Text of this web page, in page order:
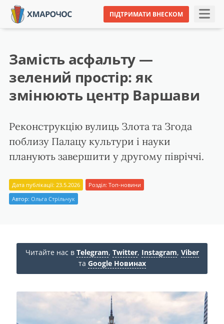
ПІДТРИМАТИ ВНЕСКОМ
Замість асфальту —
зелений простір: як
змінюють центр Варшави
Реконструкцію вулиць Злота та Згода
поблизу Палацу культури і науки
планують завершити у другому півріччі.
Дата публікації: 23.5.2026 Розділ: Топ-новини
Автор: Ольга Стрільчук
Читайте нас в Telegram, Twitter, Instagram, Viber
та Google Новинах